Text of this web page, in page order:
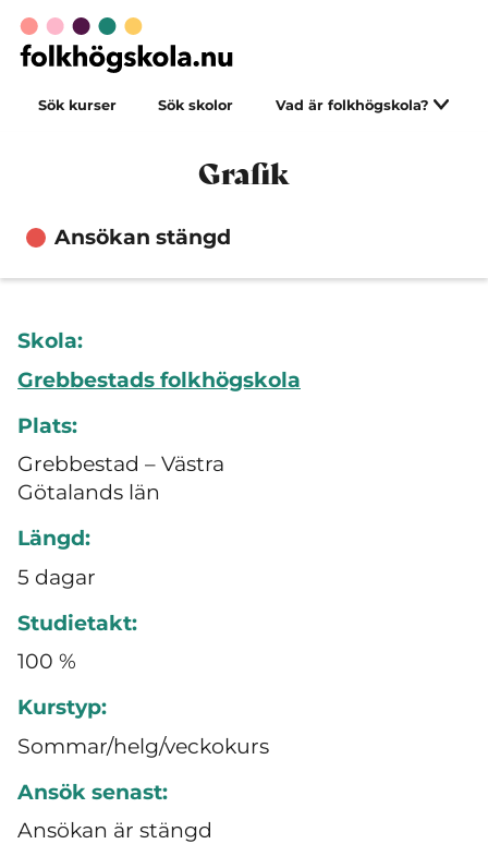
Sök kurser Sök skolor Vad är folkhögskola?
Grafik
Ansökan stängd
Skola:
Grebbestads folkhögskola
Plats:
Grebbestad – Västra
Götalands län
Längd:
5 dagar
Studietakt:
100 %
Kurstyp:
Sommar/helg/veckokurs
Ansök senast:
Ansökan är stängd